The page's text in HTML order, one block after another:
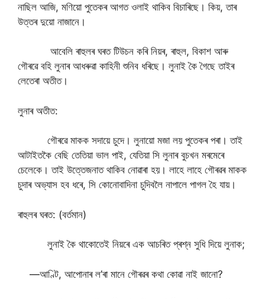
নাছিল আজি, মণিয়ো পুতেকৰ আগত ওলাই থাকিব বিচাৰিছে। কিয়, তাৰ
উত্তৰ দুয়ো নাজানে।
আবেলি ৰাহুলৰ ঘৰত টিউচন কৰি নিয়ৰ, ৰাহুল, বিকাশ আৰু
গৌৰৱে বহি লুনাৰ আধৰুৱা কাহিনী শুনিব ধৰিছে। লুনাই কৈ গৈছে তাইৰ
লেতেৰা অতীত।
লুনাৰ অতীত:
গৌৰৱে মাকক সদায়ে চুদে। লুনায়ো মজা লয় পুতেকৰ পৰা। তাই
আটাইতকৈ বেছি তেতিয়া ভাল পাই, যেতিয়া সি লুনাৰ বুচখন মৰমেৰে
চেলেকে। তাই উত্তেজনাত থাকিব নোৱাৰা হয়। লাহে লাহে গৌৰৱৰ মাকক
চুদাৰ অভ্যাস হব ধৰে, সি কোনোবাদিনা চুদিবলৈ নাপালে পাগল হৈ যায়।
ৰাহুলৰ ঘৰত: (বৰ্তমান)
লুনাই কৈ থাকোতেই নিয়ৰে এক আচৰিত প্ৰশ্ন সুধি দিয়ে লুনাক;
—আণ্টি, আপোনাৰ ল’ৰা মানে গৌৰৱৰ কথা কোৱা নাই জানো?